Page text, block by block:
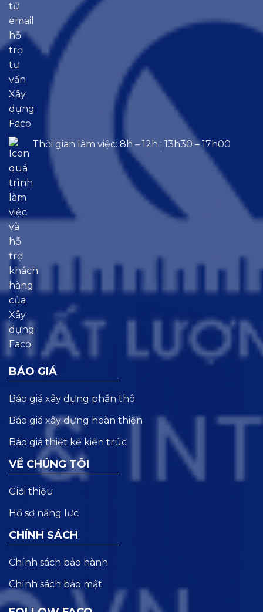
Thời gian làm việc: 8h – 12h ; 13h30 – 17h00
BÁO GIÁ
Báo giá xây dựng phần thô
Báo giá xây dựng hoàn thiện
Báo giá thiết kế kiến trúc
VỀ CHÚNG TÔI
Giới thiệu
Hồ sơ năng lực
CHÍNH SÁCH
Chính sách bảo hành
Chính sách bảo mật